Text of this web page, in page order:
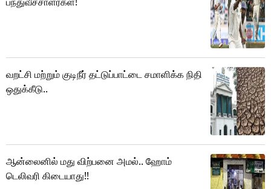
வறட்சி மற்றும் குடிநீர் தட்டுப்பாட்டை சமாளிக்க நிதி
ஒதுக்கீடு..
ஆன்லைனில் மது விற்பனை அமல்.. ஹோம்
டெலிவரி கிடையாது!!